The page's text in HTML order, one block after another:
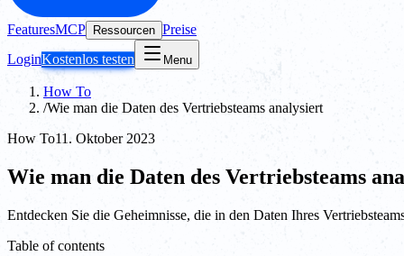
FeaturesMCP Ressourcen Preise
LoginKostenlos testen Menu
How To
/Wie man die Daten des Vertriebsteams analysiert
How To11. Oktober 2023
Wie man die Daten des Vertriebsteams
Entdecken Sie die Geheimnisse, die in den Daten Ihres
Table of contents